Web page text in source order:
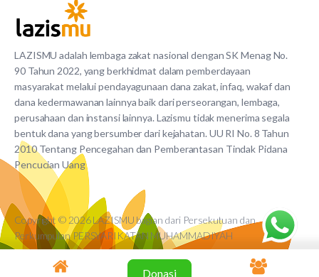
LAZISMU adalah lembaga zakat nasional dengan SK Menag No.
90 Tahun 2022, yang berkhidmat dalam pemberdayaan
masyarakat melalui pendayagunaan dana zakat, infaq, wakaf dan
dana kedermawanan lainnya baik dari perseorangan, lembaga,
perusahaan dan instansi lainnya. Lazismu tidak menerima segala
bentuk dana yang bersumber dari kejahatan. UU RI No. 8 Tahun
2010 Tentang Pencegahan dan Pemberantasan Tindak Pidana
Pencucian Uang
Copyright © 2026 LAZISMU bagian dari Persekutuan dan
Perkumpulan PERSYARIKATAN MUHAMMADIYAH
Donasi